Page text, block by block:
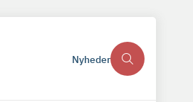
Nyheder